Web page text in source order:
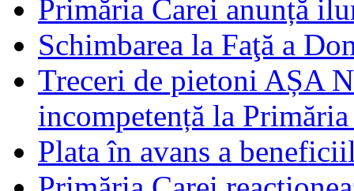
Primăria Carei anunță
Schimbarea la Faţă a
Treceri de pietoni AȘA
incompetență la
Plata în avans a